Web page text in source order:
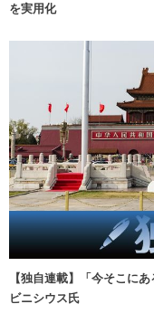
を実用化
【独自連載】「今そこに
ビニシウス氏